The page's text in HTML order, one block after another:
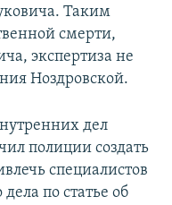
Таким
смерти,
экспертиза не
Ноздровской.
дел
полиции создать
специалистов
по статье об